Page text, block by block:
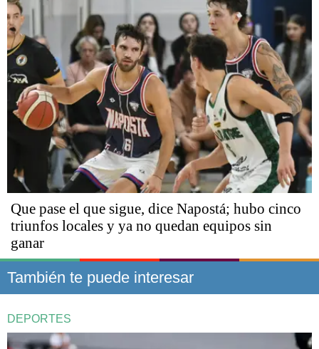
Que pase el que sigue, dice Napostá; hubo cinco
triunfos locales y ya no quedan equipos sin
ganar
También te puede interesar
DEPORTES